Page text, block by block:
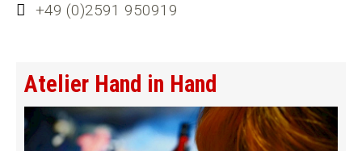
+49 (0)2591 950919
Atelier Hand in Hand